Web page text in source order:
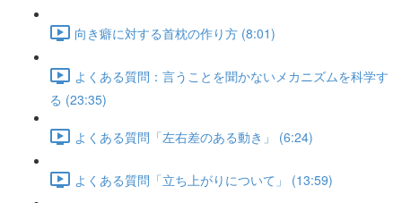
向き癖に対する首枕の作り方 (8:01)
よくある質問：言うことを聞かないメカニズムを科学す
る (23:35)
よくある質問「左右差のある動き」 (6:24)
よくある質問「立ち上がりについて」 (13:59)